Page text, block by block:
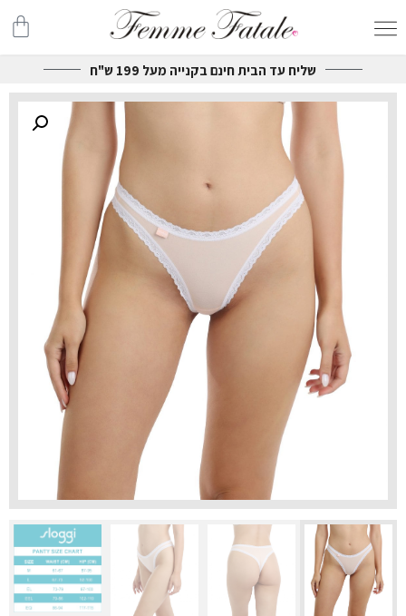
שליח עד הבית חינם בקנייה מעל 199 ש"ח